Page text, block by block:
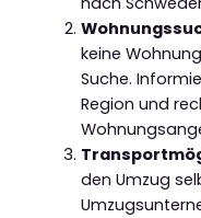
keine
Suche.
Region und
den Umzug